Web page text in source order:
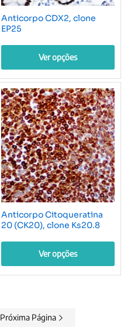
do
Anticorpo CDX2, clone
EP25
Ver opções
produto
tem
várias
variantes.
As
opções
podem
ser
escolhidas
na
página
do
produto
Anticorpo Citoqueratina
20 (CK20), clone Ks20.8
Ver opções
variantes.
Próxima Página